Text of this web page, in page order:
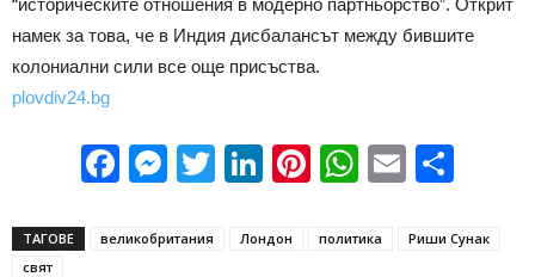
намек за това, че в Индия дисбалансът между бившите
колониални сили все още присъства.
plovdiv24.bg
Facebook
Messenger
Twitter
LinkedIn
Pinterest
WhatsApp
Email
ТАГОВЕ великобритания Лондон политика
Риши Сунак
свят